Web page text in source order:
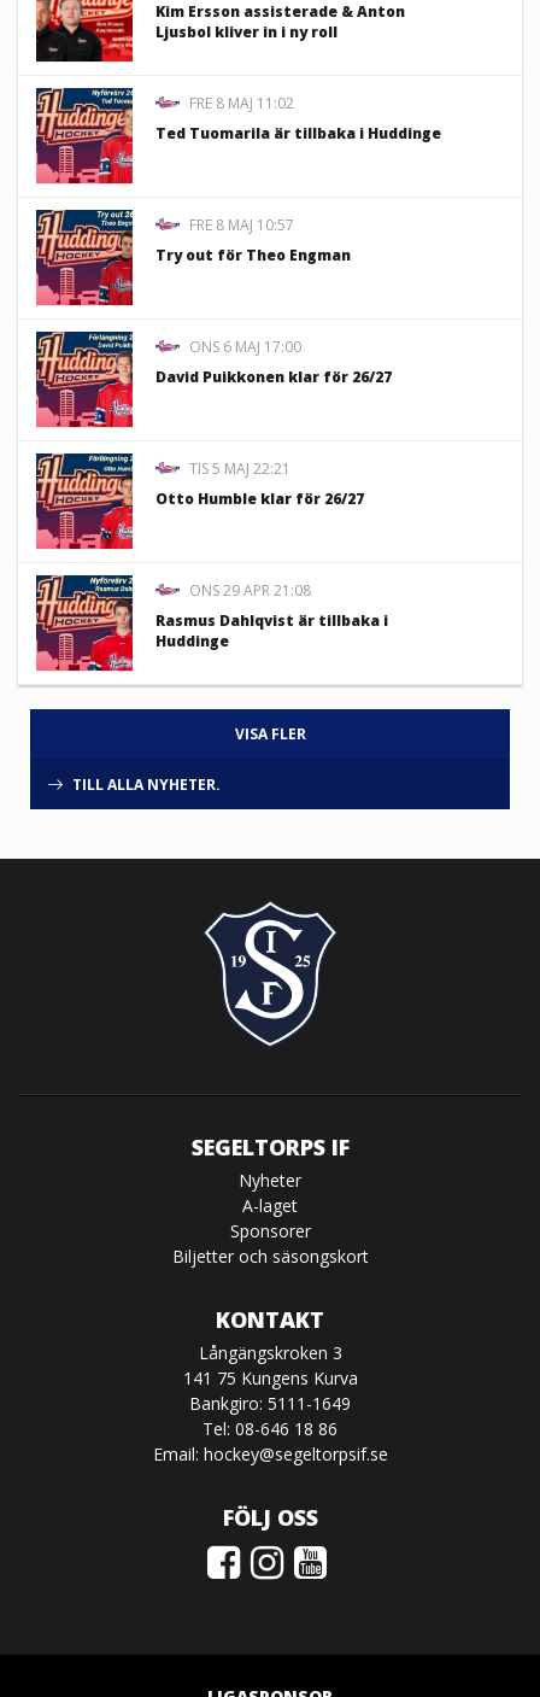
Kim Ersson assisterade & Anton
Ljusbol kliver in i ny roll
FRE 8 MAJ 11:02
Ted Tuomarila är tillbaka i Huddinge
FRE 8 MAJ 10:57
Try out för Theo Engman
ONS 6 MAJ 17:00
David Puikkonen klar för 26/27
TIS 5 MAJ 22:21
Otto Humble klar för 26/27
ONS 29 APR 21:08
Rasmus Dahlqvist är tillbaka i
Huddinge
VISA FLER
TILL ALLA NYHETER.
SEGELTORPS IF
Nyheter
A-laget
Sponsorer
Biljetter och säsongskort
KONTAKT
Långängskroken 3
141 75 Kungens Kurva
Bankgiro: 5111-1649
Tel: 08-646 18 86
Email: hockey@segeltorpsif.se
FÖLJ OSS